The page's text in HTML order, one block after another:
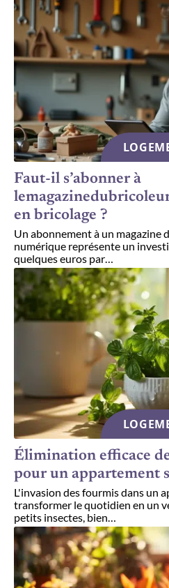
Faut-il s’abonner à
en bricolage ?
Un abonnement à un magazine
numérique représente un
quelques euros par
Élimination efficace
pour un appartement
L'invasion des fourmis dans un
transformer le quotidien en un
petits insectes, bien